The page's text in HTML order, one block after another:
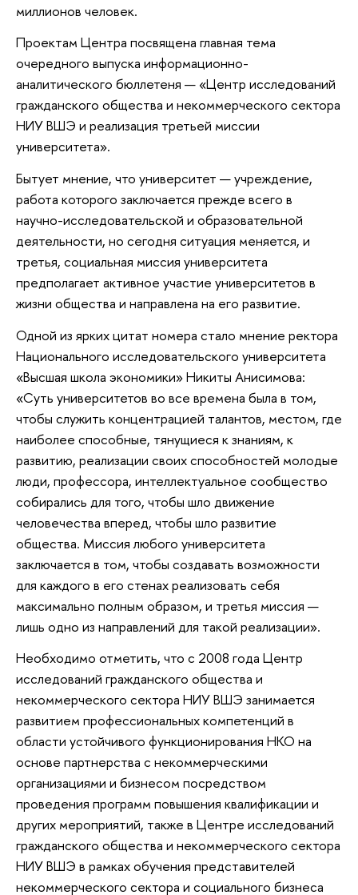
миллионов человек.
Проектам Центра посвящена главная тема
очередного выпуска информационно-
аналитического бюллетеня — «Центр исследований
гражданского общества и некоммерческого сектора
НИУ ВШЭ и реализация третьей миссии
университета».
Бытует мнение, что университет — учреждение,
работа которого заключается прежде всего в
научно-исследовательской и образовательной
деятельности, но сегодня ситуация меняется, и
третья, социальная миссия университета
предполагает активное участие университетов в
жизни общества и направлена на его развитие.
Одной из ярких цитат номера стало мнение ректора
Национального исследовательского университета
«Высшая школа экономики» Никиты Анисимова:
«Суть университетов во все времена была в том,
чтобы служить концентрацией талантов, местом, где
наиболее способные, тянущиеся к знаниям, к
развитию, реализации своих способностей молодые
люди, профессора, интеллектуальное сообщество
собирались для того, чтобы шло движение
человечества вперед, чтобы шло развитие
общества. Миссия любого университета
заключается в том, чтобы создавать возможности
для каждого в его стенах реализовать себя
максимально полным образом, и третья миссия —
лишь одно из направлений для такой реализации».
Необходимо отметить, что с 2008 года Центр
исследований гражданского общества и
некоммерческого сектора НИУ ВШЭ занимается
развитием профессиональных компетенций в
области устойчивого функционирования НКО на
основе партнерства с некоммерческими
организациями и бизнесом посредством
проведения программ повышения квалификации и
других мероприятий, также в Центре исследований
гражданского общества и некоммерческого сектора
НИУ ВШЭ в рамках обучения представителей
некоммерческого сектора и социального бизнеса